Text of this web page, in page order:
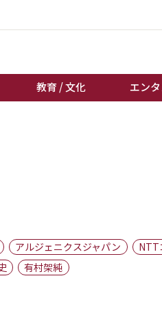
教育 / 文化 エン
地域
キーパーソン
アルジェニクスジャパン
NTT
有村架純